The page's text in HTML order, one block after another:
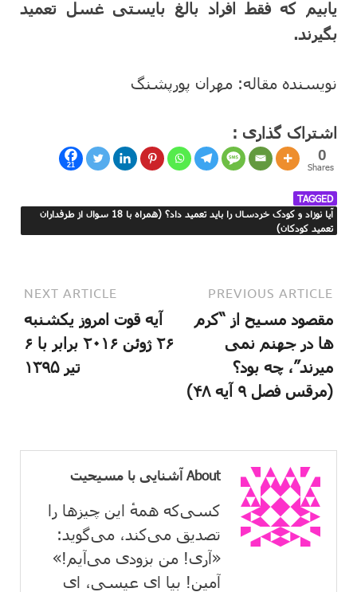
یابیم که فقط افراد بالغ بایستی غسل تعمید
بگیرند.
نویسنده مقاله: مهران پورپشنگ
اشتراک گذاری :
21
0
Shares
TAGGED
آیا نوزاد و کودک خردسال را باید تعمید داد؟ (همراه با 18 سوال از طرفداران
تعمید کودکان)
PREVIOUS ARTICLE
مقصود مسیح از “کرم
ها در جهنم نمی
میرند”، چه بود؟
(مرقس فصل ۹ آیه ۴۸)
NEXT ARTICLE
آیه قوت امروز یکشنبه
۲۶ ژوئن ۲۰۱۶ برابر با ۶
تیر ۱۳۹۵
About آشنایی با مسیحیت
کسی‌که همهٔ این چیزها را
تصدیق می‌كند، می‌گوید:
«آری! من بزودی می‌آیم!»
آمین! بیا ای عیسی، ای